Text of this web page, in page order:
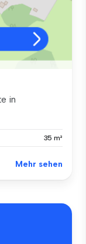
in
35 m²
Mehr sehen